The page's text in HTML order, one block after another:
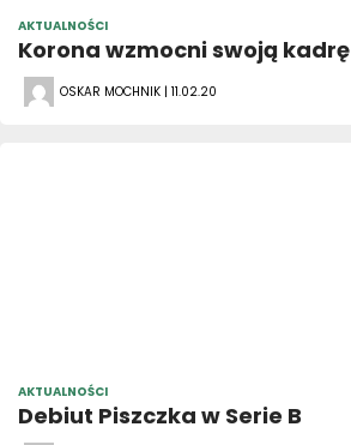
AKTUALNOŚCI
Korona wzmocni swoją kadrę
OSKAR MOCHNIK | 11.02.20
AKTUALNOŚCI
Debiut Piszczka w Serie B